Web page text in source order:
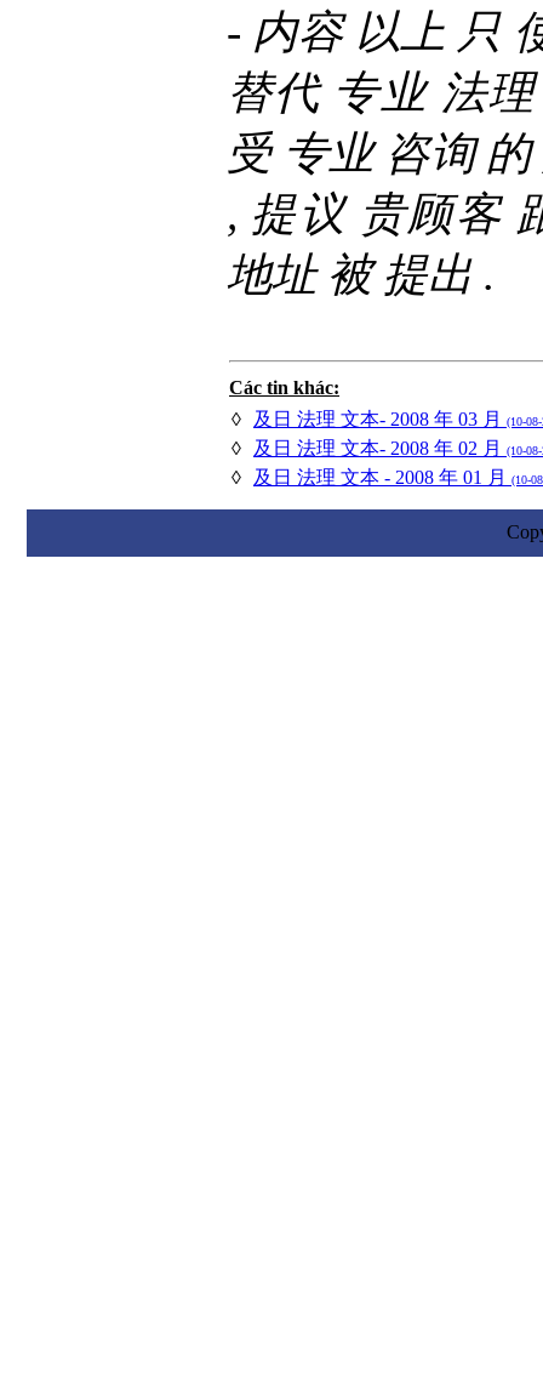
- 内容 以上 只
替代 专业 法
受 专业 咨询
, 提议 贵顾客
地址 被 提出 .
Các tin khác:
◊
及日 法理 文本- 2008 年 03 月 (10-
◊ 及日 法理 文本- 2008 年 02 月 (10-
◊ 及日 法理 文本 - 2008 年 01 月 (10-